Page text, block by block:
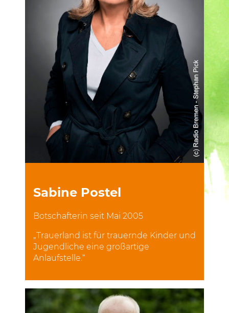
Sabine Postel
Botschafterin seit Mai 2005
„Trauerland ist für trauernde Kinder und
Jugendliche eine großartige
Anlaufstelle.“